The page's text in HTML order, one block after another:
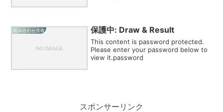
組み合わせ共有 保護中: Draw & Result
This content is password protected.
Please enter your password below to
view it.password
スポンサーリンク